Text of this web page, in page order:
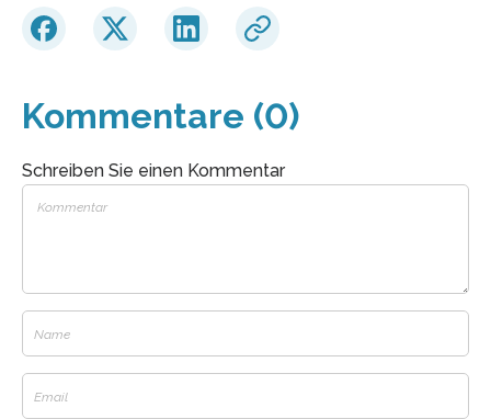
Kommentare (0)
Schreiben Sie einen Kommentar